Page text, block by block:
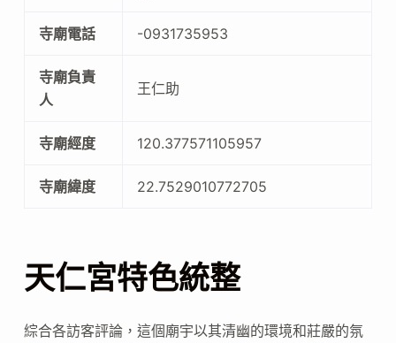
寺廟電話 -0931735953
寺廟負責
人
王仁助
寺廟經度 120.377571105957
寺廟緯度 22.7529010772705
天仁宮特色統整
綜合各訪客評論，這個廟宇以其清幽的環境和莊嚴的氛